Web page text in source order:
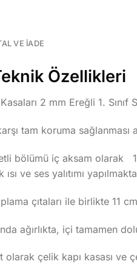
VE İADE
Özellikleri
2 mm Ereğli 1.
tam koruma
bölümü iç aksam
ve ses yalıtımı
çıtaları ile birlikte 11 cm
ağırlıkta, içi tamamen
çelik kapı kasası ve